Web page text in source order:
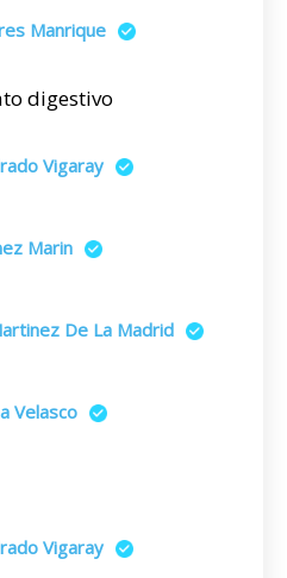
Manrique
digestivo
Vigaray
Marin
De La Madrid
Velasco
Vigaray